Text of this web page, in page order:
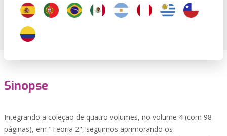
Sinopse
Integrando a coleção de quatro volumes, no volume 4 (com 98
páginas), em "Teoria 2", seguimos aprimorando os